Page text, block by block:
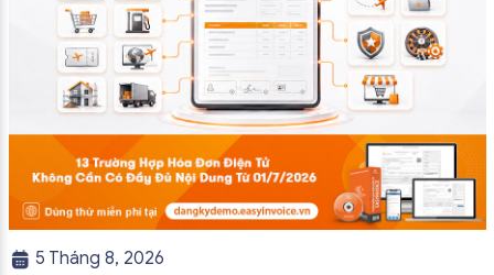
5 Tháng 8, 2026